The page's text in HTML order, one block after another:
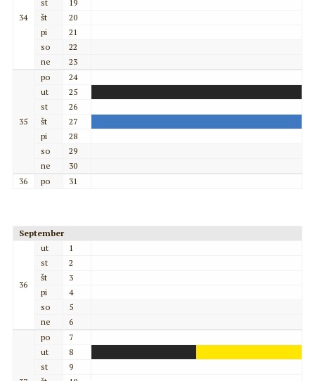
34
st
19
št
20
pi
21
so
22
ne
23
35
po
24
ut
25
st
26
št
27
pi
28
so
29
ne
30
36
po 31
September
36
ut
1
st
2
št
3
pi
4
so
5
ne
6
po
7
ut
8
st
9